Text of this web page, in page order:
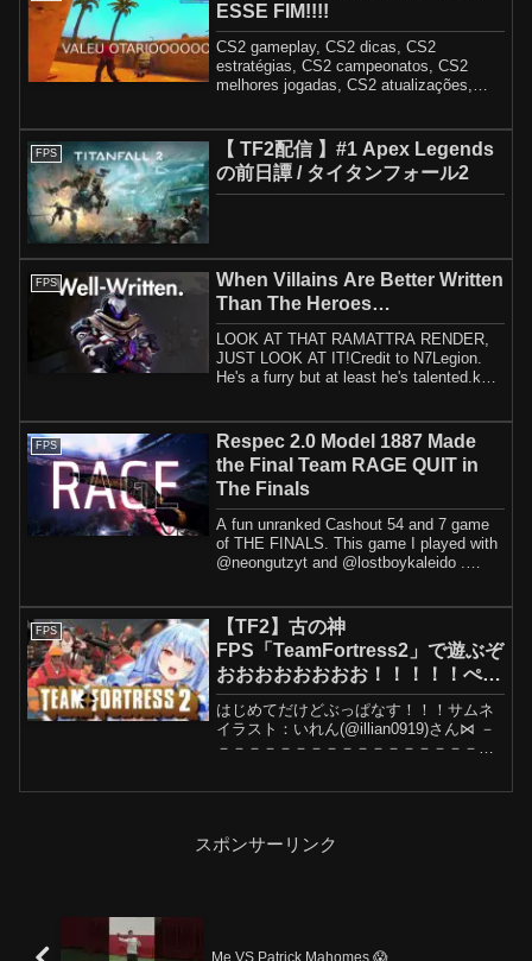
ESSE FIM!!!!
CS2 gameplay, CS2 dicas, CS2
estratégias, CS2 campeonatos, CS2
melhores jogadas, CS2 atualizações,
FPS
【 TF2配信 】#1 Apex Legends
の前日譚 / タイタンフォール2
FPS
When Villains Are Better Written
Than The Heroes…
LOOK AT THAT RAMATTRA RENDER,
JUST LOOK AT IT!Credit to N7Legion.
He's a furry but at least he's talented.ko-
FPS
Respec 2.0 Model 1887 Made
the Final Team RAGE QUIT in
The Finals
A fun unranked Cashout 54 and 7 game
of THE FINALS. This game I played with
@neongutzyt and @lostboykaleido .
FPS
【TF2】古の神
FPS「TeamFortress2」で遊ぶぞ
おおおおおおおお！！！！！ぺ
こ！【ホロライブ/兎田ぺこら】
はじめてだけどぶっぱなす！！！サムネ
イラスト：いれん(@illian0919)さん⋈ －
－－－－－－－－－－－－－－－－－－
スポンサーリンク
Me VS Patrick Mahomes 😱